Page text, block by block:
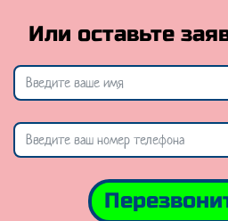
Или оставьте